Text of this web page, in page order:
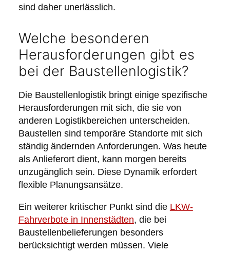
sind daher unerlässlich.
Welche besonderen
Herausforderungen gibt es
bei der Baustellenlogistik?
Die Baustellenlogistik bringt einige spezifische
Herausforderungen mit sich, die sie von
anderen Logistikbereichen unterscheiden.
Baustellen sind temporäre Standorte mit sich
ständig ändernden Anforderungen. Was heute
als Anlieferort dient, kann morgen bereits
unzugänglich sein. Diese Dynamik erfordert
flexible Planungsansätze.
Ein weiterer kritischer Punkt sind die LKW-
Fahrverbote in Innenstädten, die bei
Baustellenbelieferungen besonders
berücksichtigt werden müssen. Viele